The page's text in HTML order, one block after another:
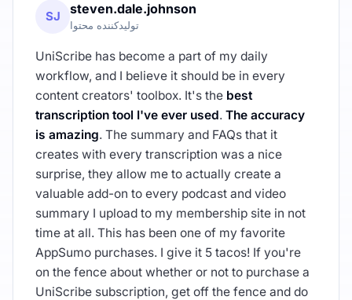
SJ steven.dale.johnson
تولیدکننده محتوا
UniScribe has become a part of my daily
workflow, and I believe it should be in every
content creators' toolbox. It's the best
transcription tool I've ever used. The accuracy
is amazing. The summary and FAQs that it
creates with every transcription was a nice
surprise, they allow me to actually create a
valuable add-on to every podcast and video
summary I upload to my membership site in not
time at all. This has been one of my favorite
AppSumo purchases. I give it 5 tacos! If you're
on the fence about whether or not to purchase a
UniScribe subscription, get off the fence and do